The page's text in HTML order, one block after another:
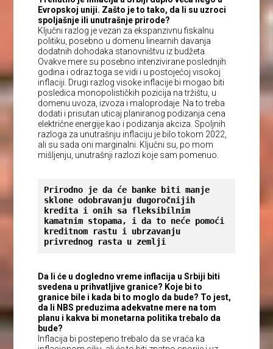
Evropskoj uniji. Zašto je to tako, da li su uzroci
spoljašnje ili unutrašnje prirode?
Ključni razlog je vezan za ekspanzivnu fiskalnu
politiku, posebno u domenu linearnih davanja
dodatnih dohodaka stanovništvu iz budžeta.
Ovakve mere su posebno intenzivirane poslednjih
godina i odraz toga se vidi i u postojećoj visokoj
inflaciji. Drugi razlog visoke inflacije bi mogao biti
posledica monopolističkih pozicija na tržištu, u
domenu uvoza, izvoza i maloprodaje. Na to treba
dodati i prisutan uticaj planiranog podizanja cena
električne energije kao i podizanja akciza. Spoljnih
razloga za unutrašnju inflaciju je bilo tokom 2022,
ali su sada oni marginalni. Ključni su, po mom
mišljenju, unutrašnji razlozi koje sam pomenuo.
Prirodno je da će banke biti manje
sklone odobravanju dugoročnijih
kredita i onih sa fleksibilnim
kamatnim stopama, i da to neće pomoći
kreditnom rastu i ubrzavanju
privrednog rasta u zemlji
Da li će u dogledno vreme inflacija u Srbiji biti
svedena u prihvatljive granice? Koje bi to
granice bile i kada bi to moglo da bude? To jest,
da li NBS preduzima adekvatne mere na tom
planu i kakva bi monetarna politika trebalo da
bude?
Inflacija bi postepeno trebalo da se vraća ka